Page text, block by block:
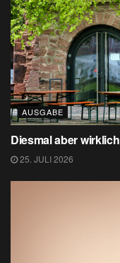
AUSGABE
Diesmal aber wirklich
25. JULI 2026